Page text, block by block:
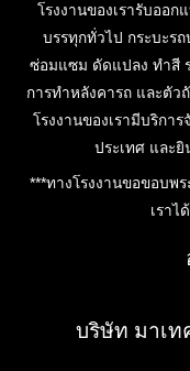
โรงงานของเรารับออก
บรรทุกทั่วไป กระบะร
ซ่อมแซม ดัดแปลง ทำสี
การทำหลังคารถ และตัว
โรงงานของเรามีบริกา
ประเทศ และ
***ทางโรงงานขอขอบพ
เรา
บริษัท มาเท